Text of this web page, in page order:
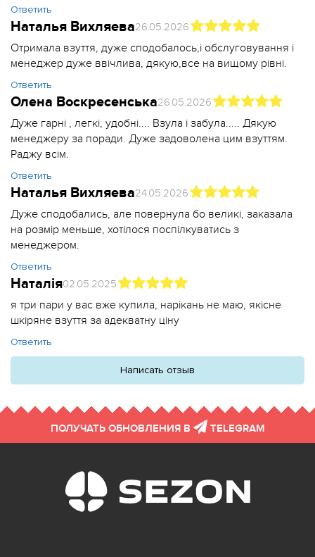
Ответить
Наталья Вихляева26.05.2026
Отримала взуття, дуже сподобалось,і обслуговування і
менеджер дуже ввічлива, дякую,все на вищому рівні.
Ответить
Олена Воскресенська26.05.2026
Дуже гарні , легкі, удобні.... Взула і забула..... Дякую
менеджеру за поради. Дуже задоволена цим взуттям.
Раджу всім.
Ответить
Наталья Вихляева24.05.2026
Дуже сподобались, але повернула бо великі, заказала
на розмір меньше, хотілося поспілкуватись з
менеджером.
Ответить
Наталія02.05.2025
я три пари у вас вже купила, нарікань не маю, якісне
шкіряне взуття за адекватну ціну
Ответить
Написать отзыв
ПОЛУЧАТЬ ОБНОВЛЕНИЯ В TELEGRAM